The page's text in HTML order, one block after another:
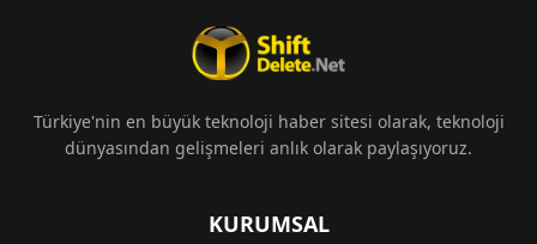
Türkiye'nin en büyük teknoloji haber sitesi olarak, teknoloji
dünyasından gelişmeleri anlık olarak paylaşıyoruz.
KURUMSAL